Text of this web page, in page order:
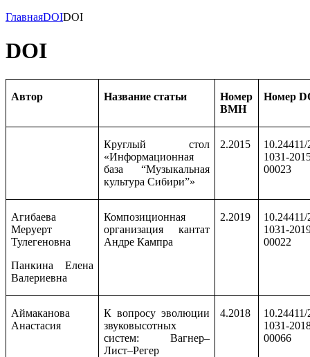
ГлавнаяDOIDOI
DOI
Автор Название статьи
Номер
ВМН
Номер
Круглый стол
«Информационная
база “Музыкальная
культура Сибири”»
2.2015
1031-
00023
Агибаева
Меруерт
Тулегеновна
Панкина Елена
Валериевна
Композиционная
организация кантат
Андре Кампра
2.2019
1031-
00022
Аймаканова
Анастасия
К вопросу эволюции
звуковысотных
систем: Вагнер–
Лист–Регер
4.2018
1031-
00066